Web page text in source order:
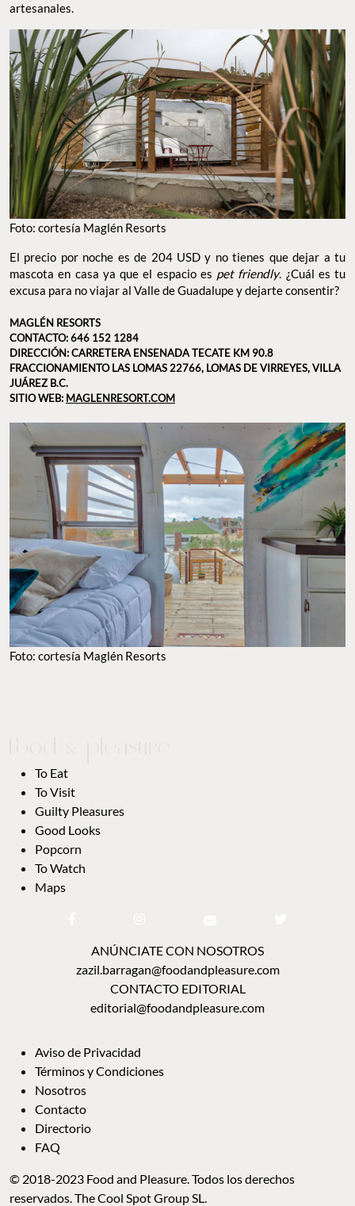
artesanales.
Foto: cortesía Maglén Resorts
El precio por noche es de 204 USD y no tienes que dejar a tu
mascota en casa ya que el espacio es pet friendly. ¿Cuál es tu
excusa para no viajar al Valle de Guadalupe y dejarte consentir?
MAGLÉN RESORTS
CONTACTO: 646 152 1284
DIRECCIÓN: CARRETERA ENSENADA TECATE KM 90.8
FRACCIONAMIENTO LAS LOMAS 22766, LOMAS DE VIRREYES, VILLA
JUÁREZ B.C.
SITIO WEB: MAGLENRESORT.COM
Foto: cortesía Maglén Resorts
To Eat
To Visit
Guilty Pleasures
Good Looks
Popcorn
To Watch
Maps
ANÚNCIATE CON NOSOTROS
zazil.barragan@foodandpleasure.com
CONTACTO EDITORIAL
editorial@foodandpleasure.com
Aviso de Privacidad
Términos y Condiciones
Nosotros
Contacto
Directorio
FAQ
© 2018-2023 Food and Pleasure. Todos los derechos
reservados. The Cool Spot Group SL.